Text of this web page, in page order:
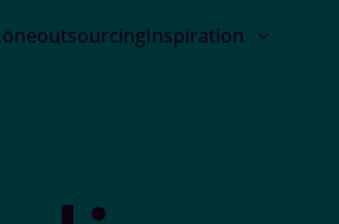
Inspiration